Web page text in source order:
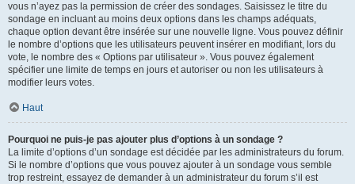
vous n’ayez pas la permission de créer des sondages. Saisissez le titre du
sondage en incluant au moins deux options dans les champs adéquats,
chaque option devant être insérée sur une nouvelle ligne. Vous pouvez définir
le nombre d’options que les utilisateurs peuvent insérer en modifiant, lors du
vote, le nombre des « Options par utilisateur ». Vous pouvez également
spécifier une limite de temps en jours et autoriser ou non les utilisateurs à
modifier leurs votes.
Haut
Pourquoi ne puis-je pas ajouter plus d’options à un sondage ?
La limite d’options d’un sondage est décidée par les administrateurs du forum.
Si le nombre d’options que vous pouvez ajouter à un sondage vous semble
trop restreint, essayez de demander à un administrateur du forum s’il est